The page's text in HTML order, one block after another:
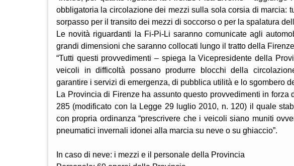
obbligatoria la circolazione dei mezzi sulla sola corsia di marcia:
sorpasso per il transito dei mezzi di soccorso o per la spalatura
Le novità riguardanti la Fi-Pi-Li saranno comunicate agli
grandi dimensioni che saranno collocati lungo il tratto della
“Tutti questi provvedimenti – spiega la Vicepresidente della
veicoli in difficoltà possano produrre blocchi della
garantire i servizi di emergenza, di pubblica utilità e lo sgombero
La Provincia di Firenze ha assunto questo provvedimenti in forza
285 (modificato con la Legge 29 luglio 2010, n. 120) il quale
con propria ordinanza “prescrivere che i veicoli siano muniti
pneumatici invernali idonei alla marcia su neve o su ghiaccio”.
In caso di neve: i mezzi e il personale della Provincia